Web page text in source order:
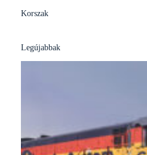
Korszak
Legújabbak